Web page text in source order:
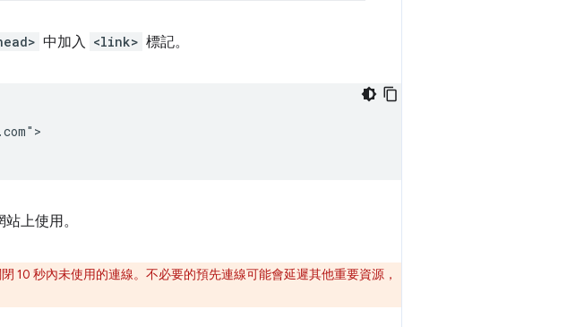
中加入 <link> 標記。
上使用。
10 秒內未使用的連線。不必要的預先連線可能會延遲其他重要資源，